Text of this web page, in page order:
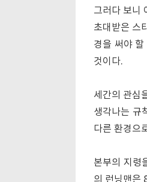
그러다 보니
초대받은 스
경을 써야
것이다.
세간의 관심
생각나는 규
다른 환경으
본부의 지령
의 런닝맨은